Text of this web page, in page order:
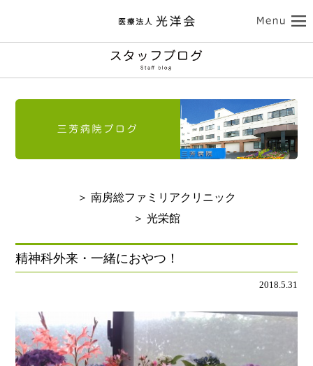
ココロの健康
三芳病院
トップ 外来受診のご案内
訪問看護のご案内
南房総ファミリアクリニック
診療のご案内
クリニックのご案内
アクセス
介護サービス
介護老人保健施設 光栄館
リハビリテーション
レクリエーション 食事
スタッフブログ
訪問看護 【まごころ訪問看護ステーション】
光洋会の取組
光洋会グループ
スタッフブログ
採用情報
クラブ活動 たんぽぽ保育所
光洋会の四季 三芳野会
＞ 南房総ファミリアクリニック
＞ 光栄館
精神科外来・一緒におやつ！
2018.5.31